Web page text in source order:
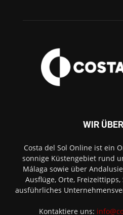
WIR
Costa del Sol Online ist ein
sonnige Küstengebiet rund
Málaga sowie über
Ausflüge, Orte,
ausführliches
Kontaktiere uns: